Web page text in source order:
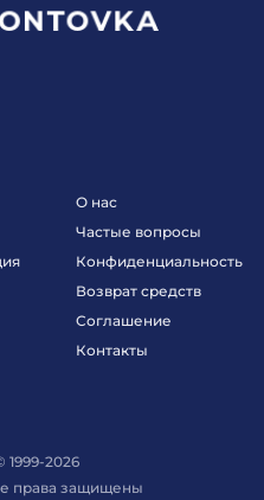
О нас
Частые вопросы
Конфиденциальность
Возврат средств
Соглашение
Контакты
2026
права защищены